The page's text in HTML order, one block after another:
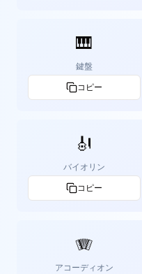
🎹
鍵盤
コピー
🎻
バイオリン
コピー
🪗
アコーディオン